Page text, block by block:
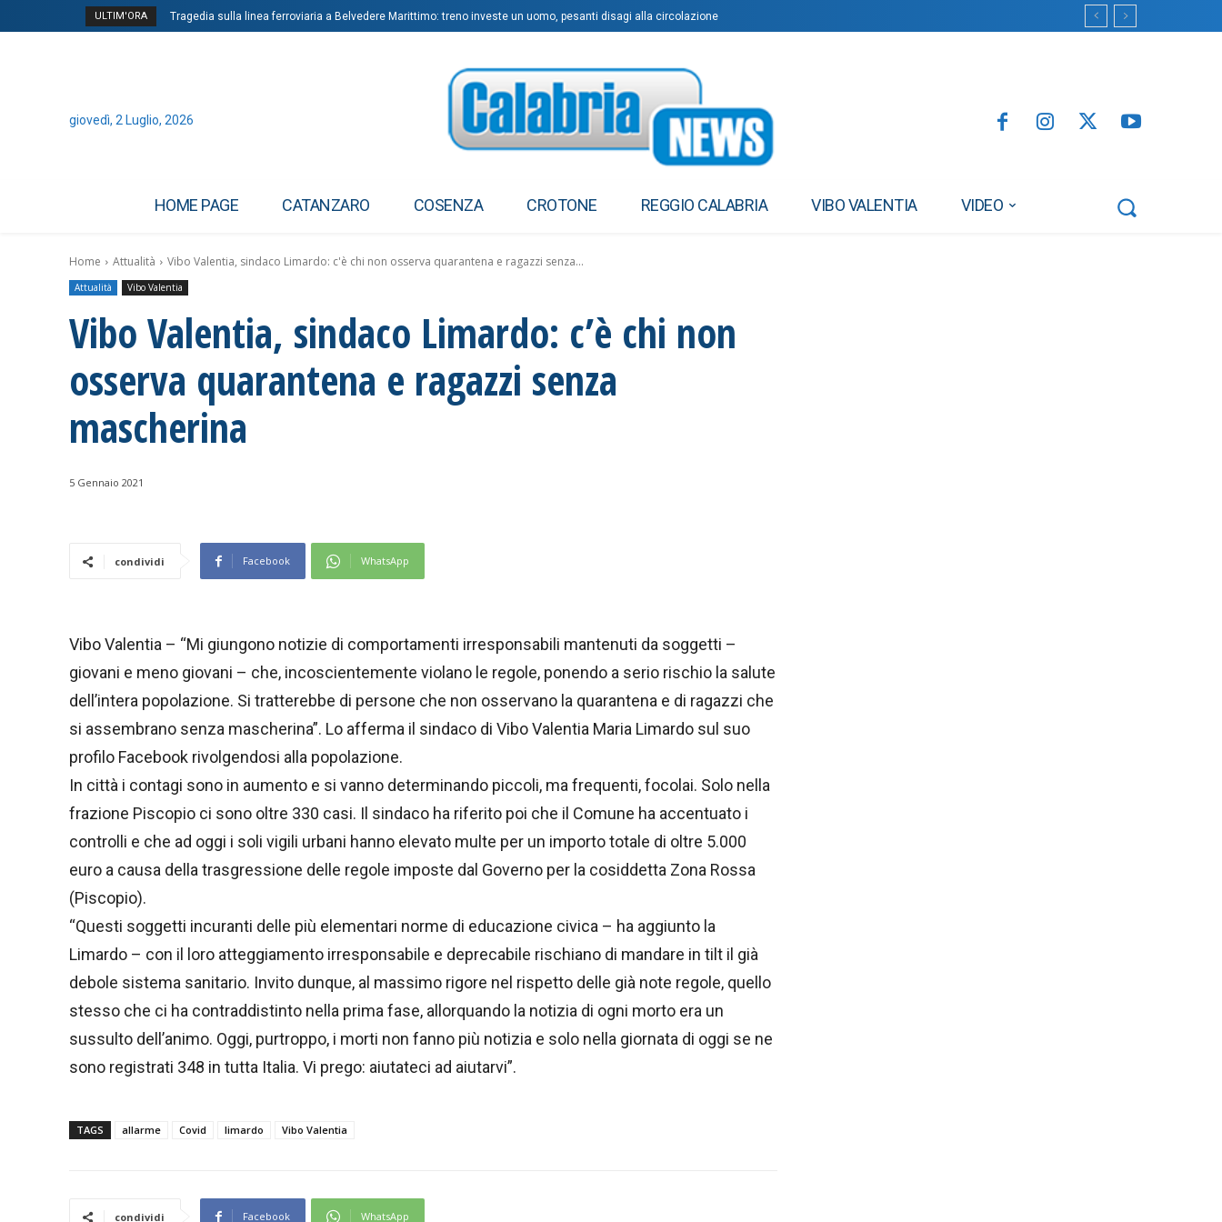
ULTIM'ORA Tragedia sulla linea ferroviaria a Belvedere Marittimo: treno investe un uomo, pesanti disagi alla circolazione
giovedì, 2 Luglio, 2026
HOME PAGE CATANZARO COSENZA CROTONE REGGIO CALABRIA VIBO VALENTIA VIDEO
Home Attualità Vibo Valentia, sindaco Limardo: c'è chi non osserva quarantena e ragazzi senza...
Attualità Vibo Valentia
Vibo Valentia, sindaco Limardo: c’è chi non
osserva quarantena e ragazzi senza
mascherina
5 Gennaio 2021
condividi Facebook WhatsApp
Vibo Valentia – “Mi giungono notizie di comportamenti irresponsabili mantenuti da soggetti –
giovani e meno giovani – che, incoscientemente violano le regole, ponendo a serio rischio la salute
dell’intera popolazione. Si tratterebbe di persone che non osservano la quarantena e di ragazzi che
si assembrano senza mascherina”. Lo afferma il sindaco di Vibo Valentia Maria Limardo sul suo
profilo Facebook rivolgendosi alla popolazione.
In città i contagi sono in aumento e si vanno determinando piccoli, ma frequenti, focolai. Solo nella
frazione Piscopio ci sono oltre 330 casi. Il sindaco ha riferito poi che il Comune ha accentuato i
controlli e che ad oggi i soli vigili urbani hanno elevato multe per un importo totale di oltre 5.000
euro a causa della trasgressione delle regole imposte dal Governo per la cosiddetta Zona Rossa
(Piscopio).
“Questi soggetti incuranti delle più elementari norme di educazione civica – ha aggiunto la
Limardo – con il loro atteggiamento irresponsabile e deprecabile rischiano di mandare in tilt il già
debole sistema sanitario. Invito dunque, al massimo rigore nel rispetto delle già note regole, quello
stesso che ci ha contraddistinto nella prima fase, allorquando la notizia di ogni morto era un
sussulto dell’animo. Oggi, purtroppo, i morti non fanno più notizia e solo nella giornata di oggi se ne
sono registrati 348 in tutta Italia. Vi prego: aiutateci ad aiutarvi”.
TAGS allarme Covid limardo Vibo Valentia
condividi Facebook WhatsApp